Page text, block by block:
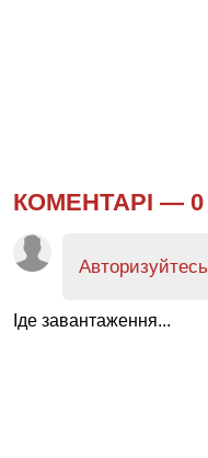
КОМЕНТАРІ — 0
Авторизуйтесь
Іде завантаження...